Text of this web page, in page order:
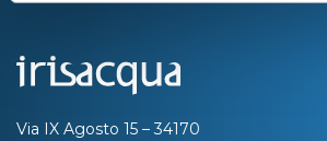
Via IX Agosto 15 – 34170